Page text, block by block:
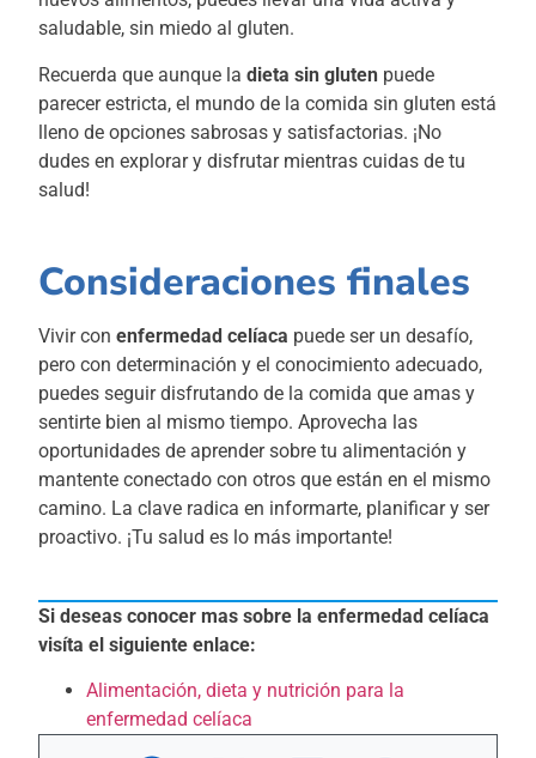
saludable, sin miedo al gluten.
Recuerda que aunque ladieta sin gluten puede
parecer estricta, el mundo de la comida sin gluten está
lleno de opciones sabrosas y satisfactorias. ¡No
dudes en explorar y disfrutar mientras cuidas de tu
salud!
Consideraciones finales
Vivir conenfermedad celíaca puede ser un desafío,
pero con determinación y el conocimiento adecuado,
puedes seguir disfrutando de la comida que amas y
sentirte bien al mismo tiempo. Aprovecha las
oportunidades de aprender sobre tu alimentación y
mantente conectado con otros que están en el mismo
camino. La clave radica en informarte, planificar y ser
proactivo. ¡Tu salud es lo más importante!
Si deseas conocer mas sobre la enfermedad celíaca
visíta el siguiente enlace:
Alimentación, dieta y nutrición para la
enfermedad celíaca